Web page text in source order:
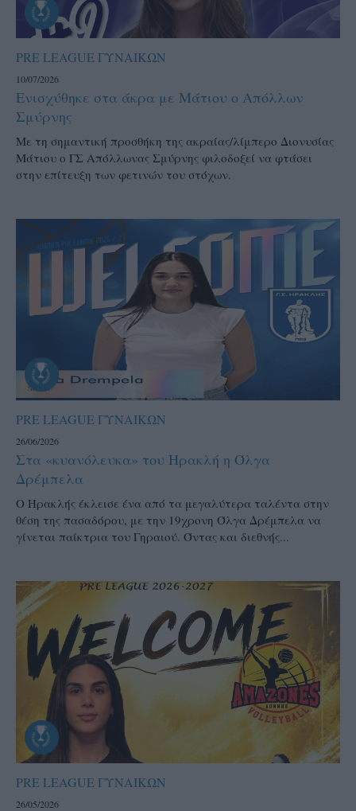
PRE LEAGUE ΓΥΝΑΙΚΩΝ
10/07/2026
Ενισχύθηκε στα άκρα με Μάτιου ο Απόλλων
Σμύρνης
Με τη σημαντική προσθήκη της ακραίας/λίμπερο Διονυσίας
Μάτιου ο ΓΣ Απόλλωνας Σμύρνης φιλοδοξεί να φτάσει
στην επίτευξη των φετινών του στόχων.
PRE LEAGUE ΓΥΝΑΙΚΩΝ
26/06/2026
Στα «κυανόλευκα» του Ηρακλή η Όλγα
Δρέμπελα
Ο Ηρακλής έκλεισε ένα από τα μεγαλύτερα ταλέντα στην
θέση της πασαδόρου, με την 19χρονη Όλγα Δρέμπελα να
γίνεται παίκτρια του Γηραιού. Όντας και διεθνής...
PRE LEAGUE ΓΥΝΑΙΚΩΝ
26/05/2026